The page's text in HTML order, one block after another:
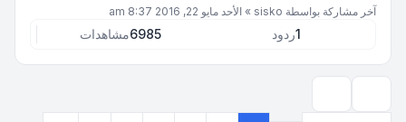
آخر مشاركة بواسطة sisko
» الأحد مايو 22, 2016 8:37 am
1ردود 6985مشاهدات